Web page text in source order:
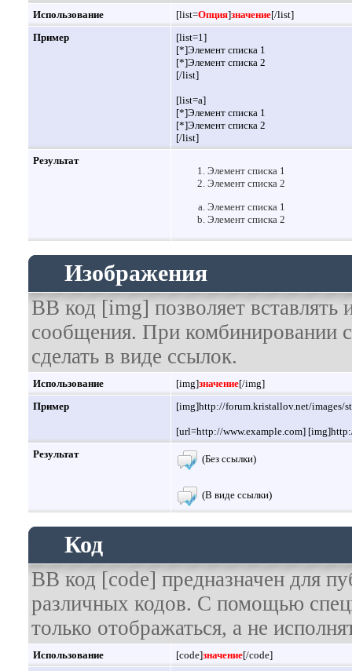
Использование [list=Опция]значение[/list]
Пример
[list=1]
[*]Элемент списка 1
[*]Элемент списка 2
[/list]
[list=a]
[*]Элемент списка 1
[*]Элемент списка 2
[/list]
Результат
Элемент списка 1
Элемент списка 2
Элемент списка 1
Элемент списка 2
Изображения
BB код [img] позволяет вставлять
сообщения. При комбинировании
сделать в виде ссылок.
Использование [img]значение[/img]
Пример
[img]http://forum.kristallov.net/images/
[url=http://www.example.com]
Результат
(Без ссылки)
(В виде ссылки)
Код
BB код [code] предназначен для
различных кодов. С помощью
только отображаться, а не
Использование [code]значение[/code]